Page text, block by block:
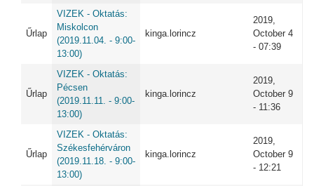
Űrlap
VIZEK - Oktatás:
Miskolcon
(2019.11.04. - 9:00-
13:00)
kinga.lorincz
2019,
October 4
- 07:39
Űrlap
VIZEK - Oktatás:
Pécsen
(2019.11.11. - 9:00-
13:00)
kinga.lorincz
2019,
October 9
- 11:36
Űrlap
VIZEK - Oktatás:
Székesfehérváron
(2019.11.18. - 9:00-
13:00)
kinga.lorincz
2019,
October 9
- 12:21